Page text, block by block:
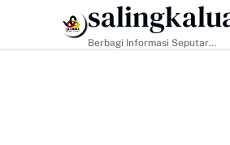
HEADLINE
Berbagi Informasi Seputar